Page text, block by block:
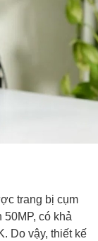
trang bị cụm
có khả
Do vậy, thiết kế